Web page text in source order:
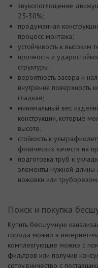
звукопоглощение
25-30%;
продуманная
процесс монтажа;
устойчивость к
прочность и
структуры;
вероятность засора и
внутрення поверхность
гладкая;
минимальный вес
конструкции, которые
высоте;
стойкость к
физических качеств на
подготовка труб к
элементы нужной длины
ножовки или труборезом.
Поиск и покупка
Купить бесшумную
города можно в интернет-
комплектующие можно с
фильтров или получив
сотрудничество с